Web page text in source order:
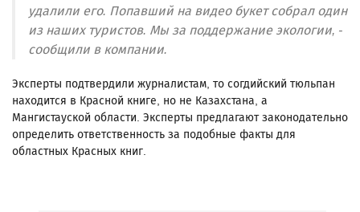
удалили его. Попавший на видео букет собрал один
из наших туристов. Мы за поддержание экологии, -
сообщили в компании.
Эксперты подтвердили журналистам, то согдийский тюльпан
находится в Красной книге, но не Казахстана, а
Мангистауской области. Эксперты предлагают законодательно
определить ответственность за подобные факты для
областных Красных книг.